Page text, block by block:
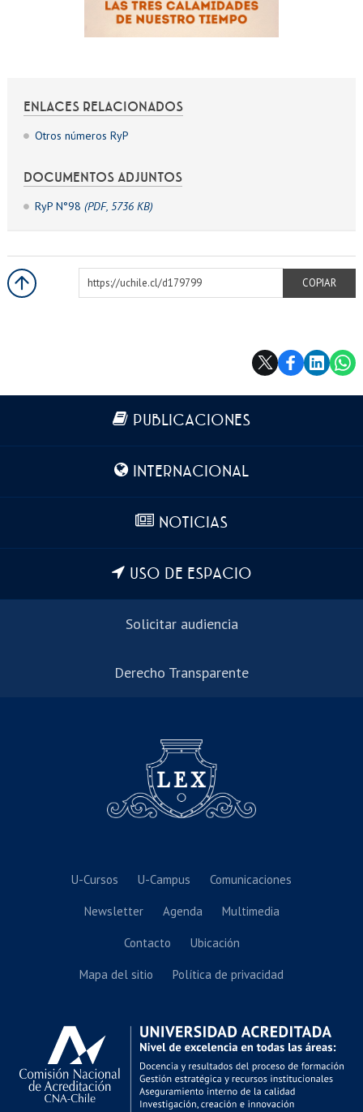
ENLACES RELACIONADOS
Otros números RyP
DOCUMENTOS ADJUNTOS
RyP N°98 (PDF, 5736 KB)
https://uchile.cl/d179799
COPIAR
Más información
PUBLICACIONES
INTERNACIONAL
NOTICIAS
USO DE ESPACIO
Solicitar audiencia
Derecho Transparente
U-Cursos U-Campus Comunicaciones
Newsletter Agenda Multimedia
Contacto Ubicación
Mapa del sitio Política de privacidad